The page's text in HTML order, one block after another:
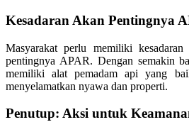
Kesadaran Akan Pentingnya
Masyarakat perlu memiliki
pentingnya APAR. Dengan semakin
memiliki alat pemadam api yang
menyelamatkan nyawa dan properti.
Penutup: Aksi untuk